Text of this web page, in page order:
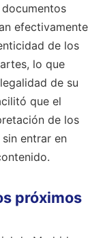
efectivamente
de los
lo que
de su
que el
de los
entrar en
próximos